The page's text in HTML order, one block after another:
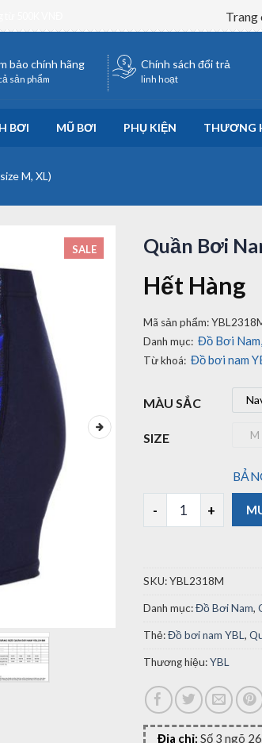
Trang
bảo chính hãng
sản phẩm
Chính sách đổi trả
linh hoạt
BƠI MŨ BƠI PHỤ KIỆN THƯƠNG
M, XL)
SALE Quần Bơi
Hết Hàng
Mã sản phẩm:
Danh mục: Đồ Bơi Nam,
Từ khoá: Đồ bơi nam
MÀU SẮC
SIZE M
M
Quần Bơi Nam
SKU:YBL2318M
Danh mục:Đồ Bơi Nam,
Thẻ:Đồ bơi nam YBL ,
Thương hiệu:YBL
Địa chỉ: Số 3 ngõ